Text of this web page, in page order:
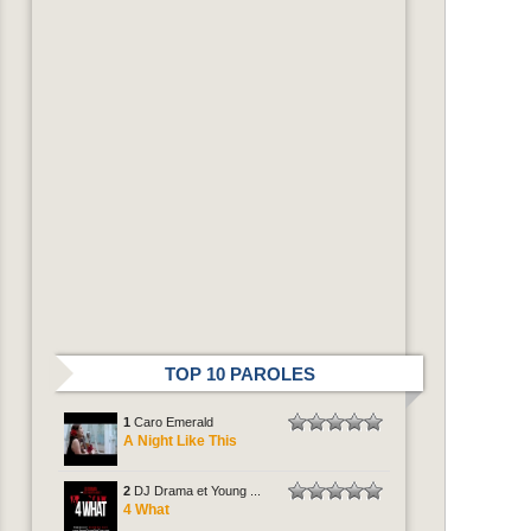
TOP 10 PAROLES
1 Caro Emerald
A Night Like This
2 DJ Drama et Young ...
4 What